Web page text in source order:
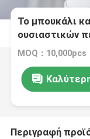
Το μπουκάλι
ουσιαστικών
κεφαλή κοχλίου
MOQ：10,000pcs
Περιγραφή